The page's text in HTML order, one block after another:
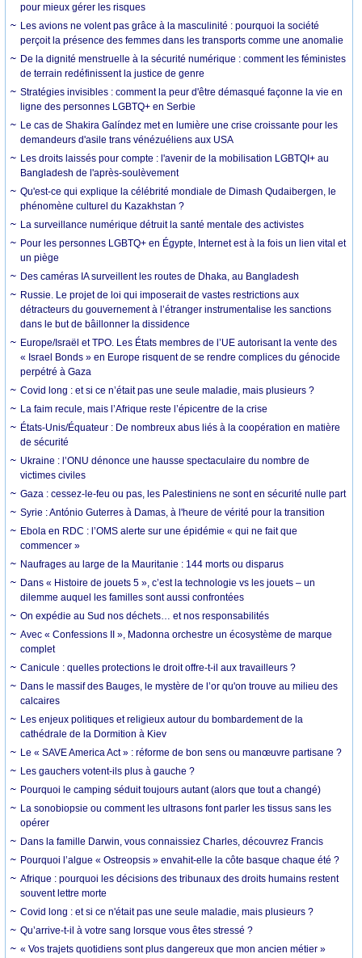
pour mieux gérer les risques
Les avions ne volent pas grâce à la masculinité : pourquoi la société
perçoit la présence des femmes dans les transports comme une anomalie
De la dignité menstruelle à la sécurité numérique : comment les féministes
de terrain redéfinissent la justice de genre
Stratégies invisibles : comment la peur d'être démasqué façonne la vie en
ligne des personnes LGBTQ+ en Serbie
Le cas de Shakira Galíndez met en lumière une crise croissante pour les
demandeurs d'asile trans vénézuéliens aux USA
Les droits laissés pour compte : l'avenir de la mobilisation LGBTQI+ au
Bangladesh de l'après-soulèvement
Qu'est-ce qui explique la célébrité mondiale de Dimash Qudaibergen, le
phénomène culturel du Kazakhstan ?
La surveillance numérique détruit la santé mentale des activistes
Pour les personnes LGBTQ+ en Égypte, Internet est à la fois un lien vital et
un piège
Des caméras IA surveillent les routes de Dhaka, au Bangladesh
Russie. Le projet de loi qui imposerait de vastes restrictions aux
détracteurs du gouvernement à l’étranger instrumentalise les sanctions
dans le but de bâillonner la dissidence
Europe/Israël et TPO. Les États membres de l’UE autorisant la vente des
« Israel Bonds » en Europe risquent de se rendre complices du génocide
perpétré à Gaza
Covid long : et si ce n’était pas une seule maladie, mais plusieurs ?
La faim recule, mais l’Afrique reste l’épicentre de la crise
États-Unis/Équateur : De nombreux abus liés à la coopération en matière
de sécurité
Ukraine : l’ONU dénonce une hausse spectaculaire du nombre de
victimes civiles
Gaza : cessez-le-feu ou pas, les Palestiniens ne sont en sécurité nulle part
Syrie : António Guterres à Damas, à l'heure de vérité pour la transition
Ebola en RDC : l’OMS alerte sur une épidémie « qui ne fait que
commencer »
Naufrages au large de la Mauritanie : 144 morts ou disparus
Dans « Histoire de jouets 5 », c’est la technologie vs les jouets – un
dilemme auquel les familles sont aussi confrontées
On expédie au Sud nos déchets… et nos responsabilités
Avec « Confessions II », Madonna orchestre un écosystème de marque
complet
Canicule : quelles protections le droit offre-t-il aux travailleurs ?
Dans le massif des Bauges, le mystère de l’or qu'on trouve au milieu des
calcaires
Les enjeux politiques et religieux autour du bombardement de la
cathédrale de la Dormition à Kiev
Le « SAVE America Act » : réforme de bon sens ou manœuvre partisane ?
Les gauchers votent-ils plus à gauche ?
Pourquoi le camping séduit toujours autant (alors que tout a changé)
La sonobiopsie ou comment les ultrasons font parler les tissus sans les
opérer
Dans la famille Darwin, vous connaissiez Charles, découvrez Francis
Pourquoi l’algue « Ostreopsis » envahit-elle la côte basque chaque été ?
Afrique : pourquoi les décisions des tribunaux des droits humains restent
souvent lettre morte
Covid long : et si ce n'était pas une seule maladie, mais plusieurs ?
Qu’arrive-t-il à votre sang lorsque vous êtes stressé ?
« Vos trajets quotidiens sont plus dangereux que mon ancien métier »